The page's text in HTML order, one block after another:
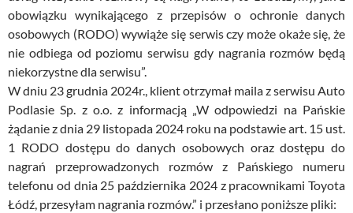
obowiązku wynikającego z przepisów o ochronie danych
osobowych (RODO) wywiąże się serwis czy może okaże się, że
nie odbiega od poziomu serwisu gdy nagrania rozmów będą
niekorzystne dla serwisu”.
W dniu 23 grudnia 2024r., klient otrzymał maila z serwisu Auto
Podlasie Sp. z o.o. z informacją „W odpowiedzi na Pańskie
żądanie z dnia 29 listopada 2024 roku na podstawie art. 15 ust.
1 RODO dostępu do danych osobowych oraz dostępu do
nagrań przeprowadzonych rozmów z Pańskiego numeru
telefonu od dnia 25 października 2024 z pracownikami Toyota
Łódź, przesyłam nagrania rozmów.” i przesłano poniższe pliki: